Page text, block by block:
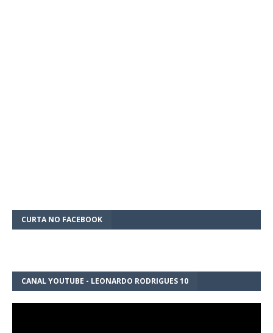
CURTA NO FACEBOOK
CANAL YOUTUBE - LEONARDO RODRIGUES 10